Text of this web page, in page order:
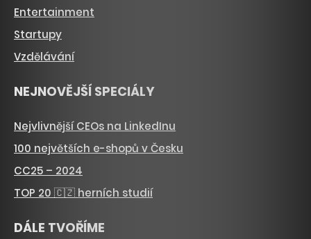
Entertainment
Startupy
Vzdělávání
NEJNOVĚJŠÍ SPECIÁLY
Nejvlivnější CEOs na LinkedInu
100 největších e-shopů v Česku
CC25 – 2024
TOP 20 🇨🇿 herních studií
DÁLE TVOŘÍME